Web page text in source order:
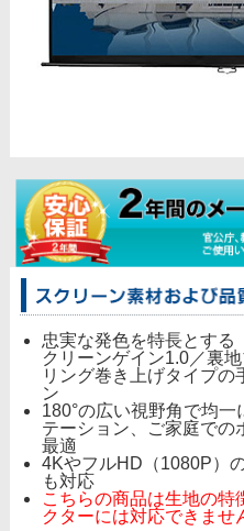
忠実な発色を特長とする
クリーンゲイン1.0／裏
リング巻き上げタイプの
ン
180°の広い視野角で均
テーション、ご家庭での
最適
4KやフルHD（1080P）
も対応
こちらの商品は生地の特
クターには対応できませ